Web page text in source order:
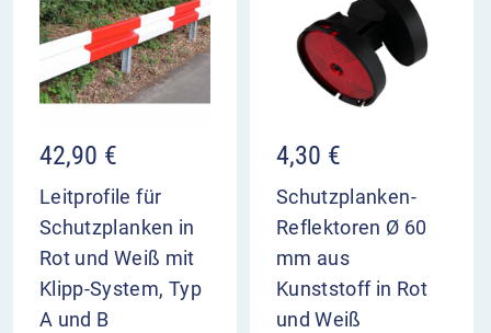
42,90 €
Leitprofile für
Schutzplanken in
Rot und Weiß mit
Klipp-System, Typ
A und B
4,30 €
Schutzplanken-
Reflektoren Ø 60
mm aus
Kunststoff in Rot
und Weiß